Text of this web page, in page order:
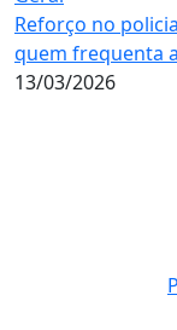
Reforço no
quem frequenta
13/03/2026